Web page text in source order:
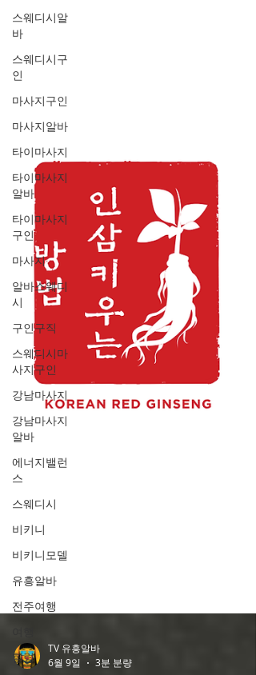
스웨디시알
바
스웨디시구
인
마사지구인
마사지알바
타이마사지
타이마사지
알바
타이마사지
구인
마사지
알바스웨디
시
구인구직
스웨디시마
사지구인
강남마사지
강남마사지
알바
에너지밸런
스
스웨디시
비키니
비키니모델
유흥알바
전주여행
힐링